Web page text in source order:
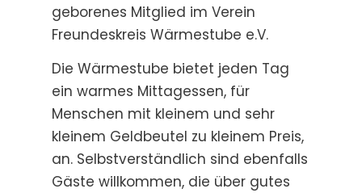
geborenes Mitglied im Verein
Freundeskreis Wärmestube e.V.
Die Wärmestube bietet jeden Tag
ein warmes Mittagessen, für
Menschen mit kleinem und sehr
kleinem Geldbeutel zu kleinem Preis,
an. Selbstverständlich sind ebenfalls
Gäste willkommen, die über gutes